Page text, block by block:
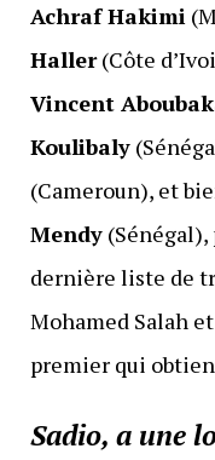
Achraf Hakimi
Haller(Côte
Vincent
Koulibaly
(Cameroun), et
Mendy(Sénégal),
dernière liste de
Mohamed Salah
premier qui
Sadio, a une